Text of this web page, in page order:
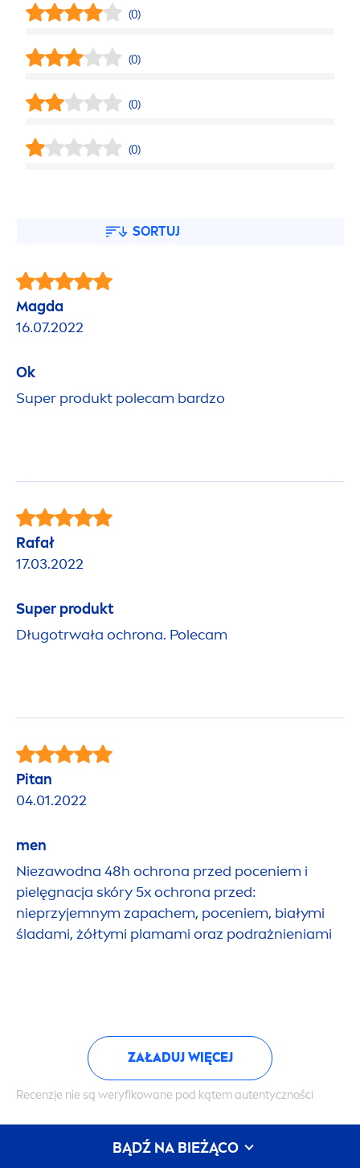
(0)
(0)
(0)
(0)
SORTUJ
Magda
16.07.2022
Ok
Super produkt polecam bardzo
Rafał
17.03.2022
Super produkt
Długotrwała ochrona. Polecam
Pitan
04.01.2022
men
Niezawodna 48h ochrona przed poceniem i
pielęgnacja skóry 5x ochrona przed:
nieprzyjemnym zapachem, poceniem, białymi
śladami, żółtymi plamami oraz podrażnieniami
ZAŁADUJ WIĘCEJ
Recenzje nie są weryfikowane pod kątem autentyczności
BĄDŹ NA BIEŻĄCO